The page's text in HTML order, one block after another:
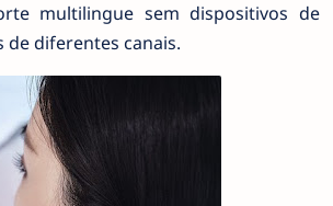
multilingue sem dispositivos de
diferentes canais.